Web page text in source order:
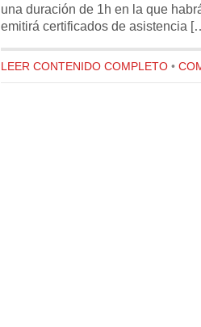
una duración de 1h en la que
emitirá certificados de asistencia
LEER CONTENIDO COMPLETO •